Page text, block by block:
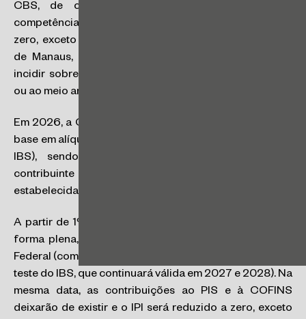
CBS, de competência federal, e pelo IBS, de
competência estadual e municipal. O IPI será reduzido a
zero, exceto para produtos fabricados a Zona Franca
de Manaus, enquanto o Imposto Seletivo (IS) deverá
incidir sobre bens ou os serviços prejudiciais à saúde
ou ao meio ambiente.
Em 2026, a CBS e o IBS passarão a ser cobrados com
base em alíquotas teste (0,9% para a CBS e 0,1% para o
IBS), sendo dispensado o recolhimento caso o
contribuinte cumpra as obrigações acessórias
estabelecidas pela legislação.
A partir de 1º/1/2027, a CBS passará a ser exigida de
forma plena, conforme a alíquota adotada pela União
Federal (com redutor de 0,1% correspondente à alíquota
teste do IBS, que continuará válida em 2027 e 2028). Na
mesma data, as contribuições ao PIS e à COFINS
deixarão de existir e o IPI será reduzido a zero, exceto